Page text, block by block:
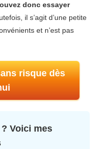
donc essayer
il s’agit d’une petite
et n’est pas
risque dès
Voici mes